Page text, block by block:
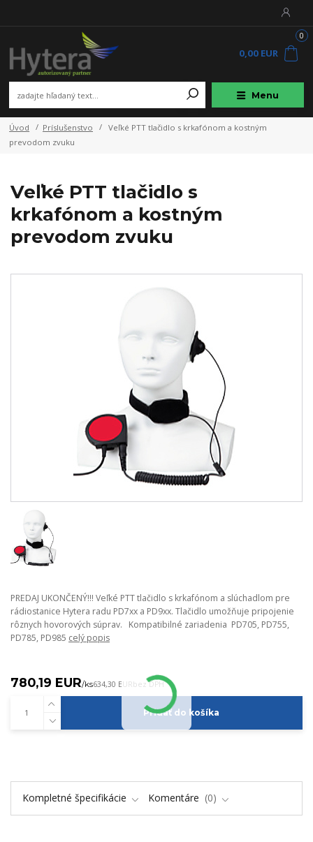
Menu
0
0,00 EUR
Úvod Príslušenstvo
Veľké PTT tlačidlo s krkafónom a kostným
prevodom zvuku
Veľké PTT tlačidlo s
krkafónom a kostným
prevodom zvuku
PREDAJ UKONČENÝ!!! Veľké PTT tlačidlo s krkafónom a slúchadlom pre
rádiostanice Hytera radu PD7xx a PD9xx. Tlačidlo umožňuje pripojenie
rôznych hovorových súprav. Kompatibilné zariadenia PD705, PD755,
PD785, PD985 celý popis
780,19 EUR/ks634,30 EURbez DPH
Pridať do košíka
Kompletné špecifikácie Komentáre 0